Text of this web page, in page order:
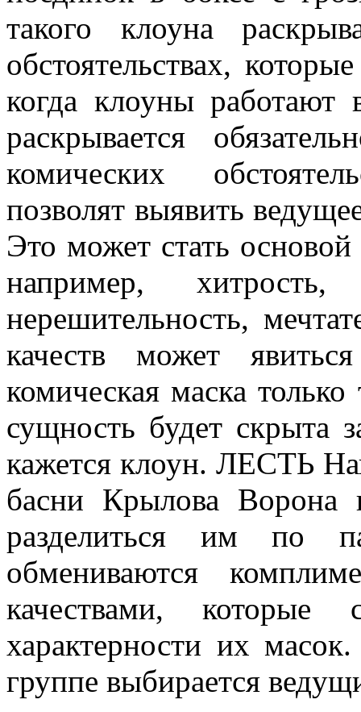
такого клоуна
обстоятельствах,
когда клоуны работают
раскрывается
комических
позволят выявить
Это может стать
например, хитрость,
нерешительность,
качеств может
комическая маска только
сущность будет скрыта
кажется клоун. ЛЕСТЬ
басни Крылова Ворона
разделиться им по
обмениваются
качествами, которые
характерности их
группе выбирается